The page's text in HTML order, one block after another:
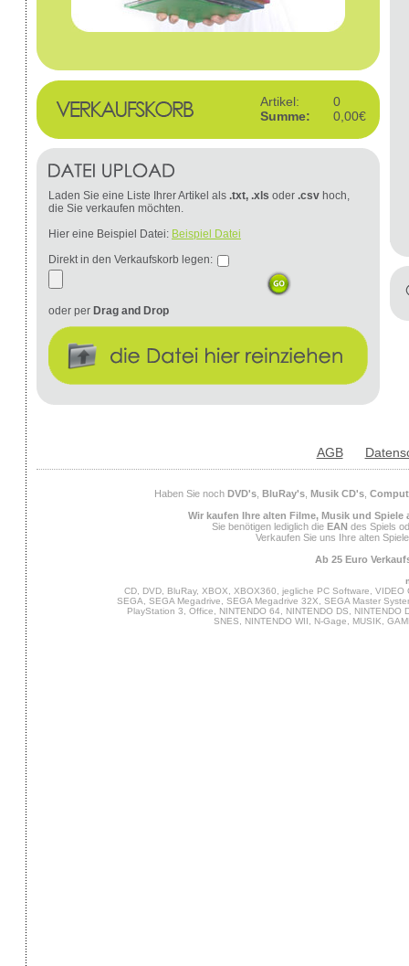
Artikel:
0
Summe:
0,00€
Laden Sie eine Liste Ihrer Artikel als .txt, .xls oder .csv hoch,
die Sie verkaufen möchten.
Hier eine Beispiel Datei: Beispiel Datei
Direkt in den Verkaufskorb legen:
oder per Drag and Drop
AGB
Haben Sie noch DVD's, BluRay's, Musik CD's,
Wir kaufen Ihre alten Filme, Musik und Spiele
Sie benötigen lediglich die EAN des Spiels
Verkaufen Sie uns Ihre alten
Ab 25 Euro
CD, DVD, BluRay, XBOX, XBOX360, jegliche PC Software,
SEGA, SEGA Megadrive, SEGA Megadrive 32X, SEGA Master
PlayStation 3, Office, NINTENDO 64, NINTENDO DS,
SNES, NINTENDO WII, N-Gage, MUSIK,